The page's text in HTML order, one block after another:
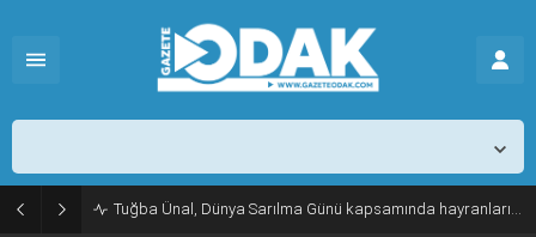
Tuğba Ünal, Dünya Sarılma Günü kapsamında hayranlarıyla buluştu